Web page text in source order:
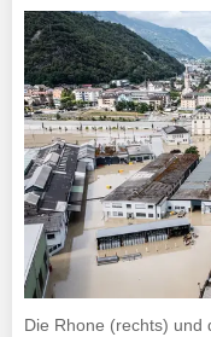
Die Rhone (rechts) und